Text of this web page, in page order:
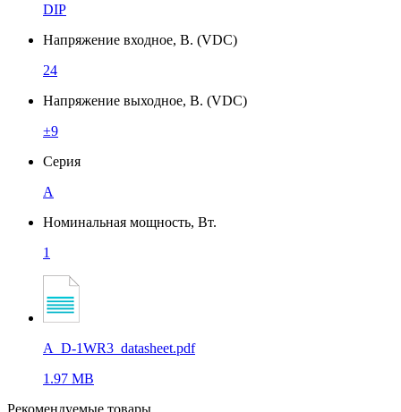
DIP
Напряжение входное, В. (VDC)
24
Напряжение выходное, В. (VDC)
±9
Серия
A
Номинальная мощность, Вт.
1
A_D-1WR3_datasheet.pdf
1.97 MB
Рекомендуемые товары